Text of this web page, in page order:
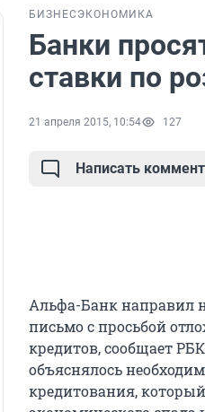
БИЗНЕС ЭКОНОМИКА
Банки
ставки по
21 апреля 2015, 10:54 127
Написать
Альфа-Банк направил
письмо с просьбой
кредитов, сообщает
объяснялось
кредитования, который